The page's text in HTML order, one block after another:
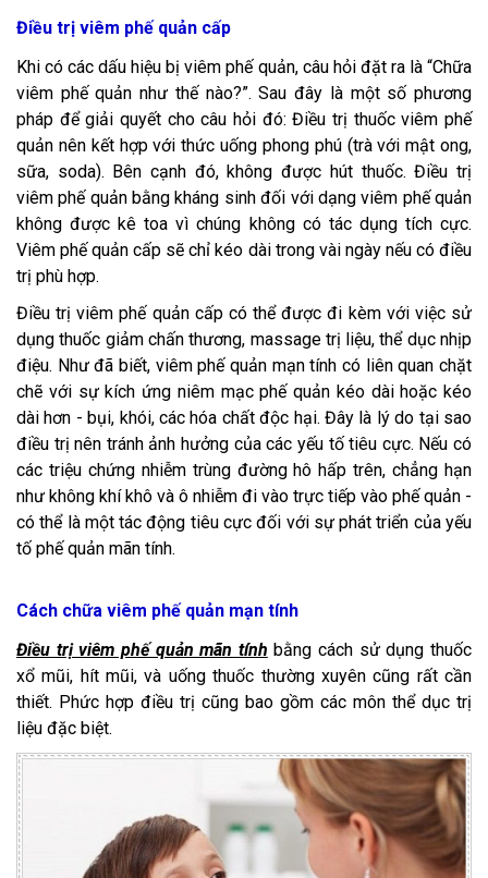
Điều trị viêm phế quản cấp
Khi có các dấu hiệu bị viêm phế quản, câu hỏi đặt ra là “Chữa
viêm phế quản như thế nào?”. Sau đây là một số phương
pháp để giải quyết cho câu hỏi đó: Điều trị thuốc viêm phế
quản nên kết hợp với thức uống phong phú (trà với mật ong,
sữa, soda). Bên cạnh đó, không được hút thuốc. Điều trị
viêm phế quản bằng kháng sinh đối với dạng viêm phế quản
không được kê toa vì chúng không có tác dụng tích cực.
Viêm phế quản cấp sẽ chỉ kéo dài trong vài ngày nếu có điều
trị phù hợp.
Điều trị viêm phế quản cấp có thể được đi kèm với việc sử
dụng thuốc giảm chấn thương, massage trị liệu, thể dục nhịp
điệu. Như đã biết, viêm phế quản mạn tính có liên quan chặt
chẽ với sự kích ứng niêm mạc phế quản kéo dài hoặc kéo
dài hơn - bụi, khói, các hóa chất độc hại. Đây là lý do tại sao
điều trị nên tránh ảnh hưởng của các yếu tố tiêu cực. Nếu có
các triệu chứng nhiễm trùng đường hô hấp trên, chẳng hạn
như không khí khô và ô nhiễm đi vào trực tiếp vào phế quản -
có thể là một tác động tiêu cực đối với sự phát triển của yếu
tố phế quản mãn tính.
Cách chữa viêm phế quản mạn tính
Điều trị viêm phế quản mãn tính bằng cách sử dụng thuốc
xổ mũi, hít mũi, và uống thuốc thường xuyên cũng rất cần
thiết. Phức hợp điều trị cũng bao gồm các môn thể dục trị
liệu đặc biệt.